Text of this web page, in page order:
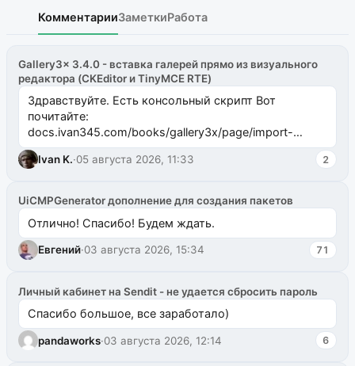
КомментарииЗаметкиРабота
Gallery3x 3.4.0 - вставка галерей прямо из визуального
редактора (CKEditor и TinyMCE RTE)
Здравствуйте. Есть консольный скрипт Вот
почитайте:
docs.ivan345.com/books/gallery3x/page/import-
ms2galleryphp
Ivan K.·05 августа 2026, 11:33 2
UiCMPGenerator дополнение для создания пакетов
Отлично! Спасибо! Будем ждать.
Евгений·03 августа 2026, 15:34 71
Личный кабинет на Sendit - не удается сбросить пароль
Спасибо большое, все заработало)
pandaworks·03 августа 2026, 12:14 6